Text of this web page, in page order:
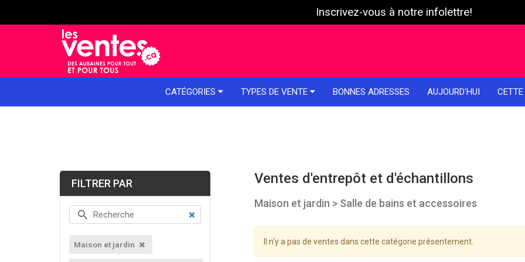
Inscrivez-vous à notre infolettre!
CATÉGORIES TYPES DE VENTE BONNES ADRESSES AUJOURD'HUI
FILTRER PAR
Maison et jardin
Ventes d'entrepôt et d'échantillons
Maison et jardin > Salle de bains et accessoires
Il n'y a pas de ventes dans cette catégorie présentement.